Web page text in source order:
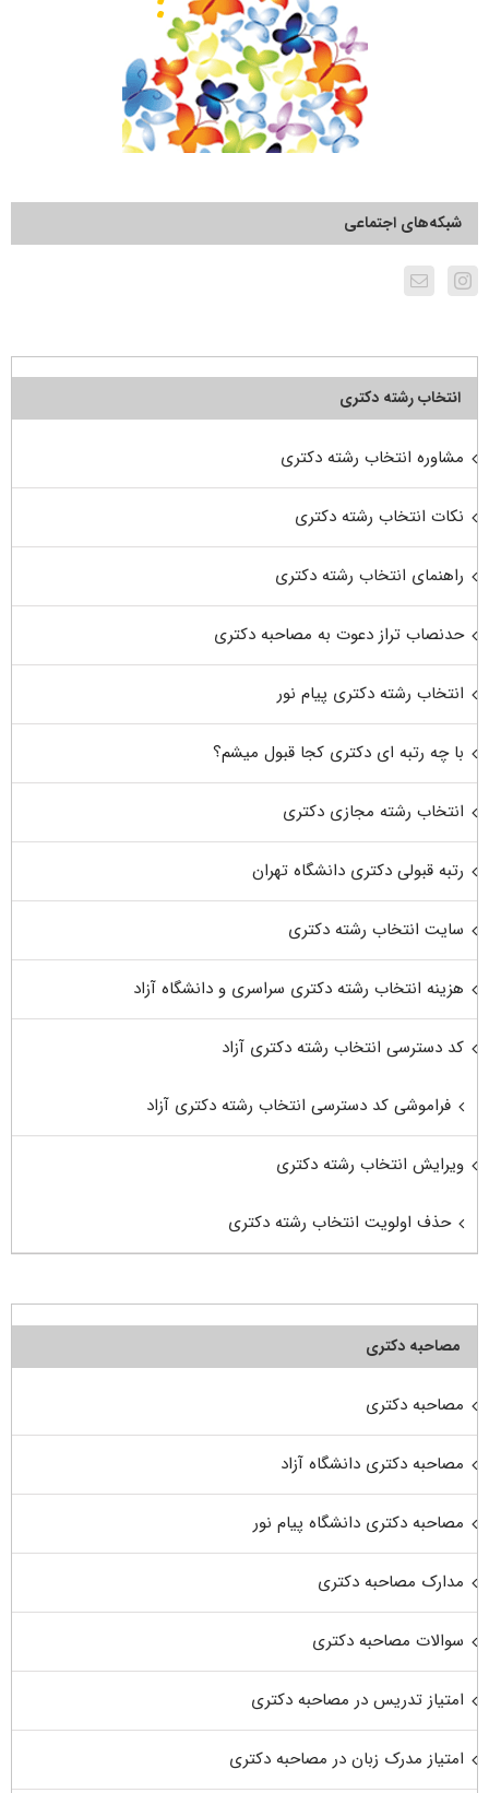
شبکه‌های اجتماعی
انتخاب رشته دکتری
مشاوره انتخاب رشته دکتری
نکات انتخاب رشته دکتری
راهنمای انتخاب رشته دکتری
حدنصاب تراز دعوت به مصاحبه دکتری
انتخاب رشته دکتری پیام نور
با چه رتبه ای دکتری کجا قبول میشم؟
انتخاب رشته مجازی دکتری
رتبه قبولی دکتری دانشگاه تهران
سایت انتخاب رشته دکتری
هزینه انتخاب رشته دکتری سراسری و دانشگاه آزاد
کد دسترسی انتخاب رشته دکتری آزاد
فراموشی کد دسترسی انتخاب رشته دکتری آزاد
ویرایش انتخاب رشته دکتری
حذف اولویت انتخاب رشته دکتری
مصاحبه دکتری
مصاحبه دکتری
مصاحبه دکتری دانشگاه آزاد
مصاحبه دکتری دانشگاه پیام نور
مدارک مصاحبه دکتری
سوالات مصاحبه دکتری
امتیاز تدریس در مصاحبه دکتری
امتیاز مدرک زبان در مصاحبه دکتری